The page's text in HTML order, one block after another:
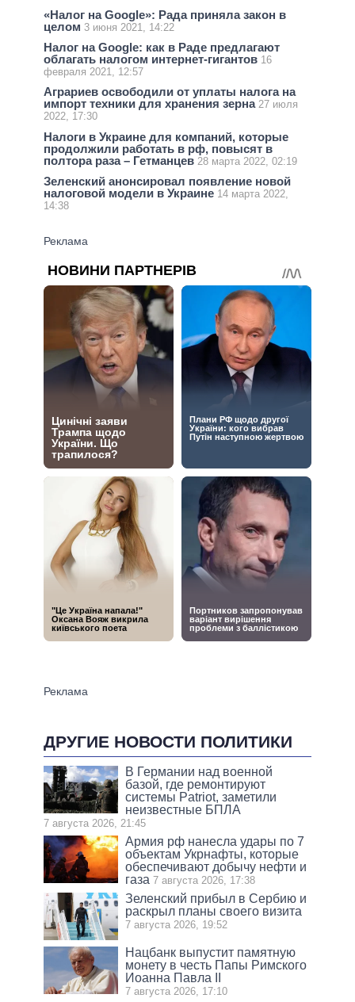
«Налог на Google»: Рада приняла закон в
целом 3 июня 2021, 14:22
Налог на Google: как в Раде предлагают
облагать налогом интернет-гигантов 16
февраля 2021, 12:57
Аграриев освободили от уплаты налога на
импорт техники для хранения зерна 27 июля
2022, 17:30
Налоги в Украине для компаний, которые
продолжили работать в рф, повысят в
полтора раза – Гетманцев 28 марта 2022, 02:19
Зеленский анонсировал появление новой
налоговой модели в Украине 14 марта 2022,
14:38
ДРУГИЕ НОВОСТИ ПОЛИТИКИ
В Германии над военной
базой, где ремонтируют
системы Patriot, заметили
неизвестные БПЛА
7 августа 2026, 21:45
Армия рф нанесла удары по 7
объектам Укрнафты, которые
обеспечивают добычу нефти и
газа 7 августа 2026, 17:38
Зеленский прибыл в Сербию и
раскрыл планы своего визита
7 августа 2026, 19:52
Нацбанк выпустит памятную
монету в честь Папы Римского
Иоанна Павла II
7 августа 2026, 17:10